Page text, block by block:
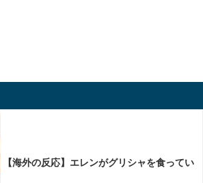
【海外の反応】エレンがグリシャを食ってい